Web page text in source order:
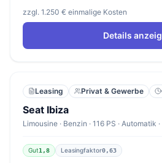
zzgl. 1.250 € einmalige Kosten
Details
Leasing Privat & Gewerbe
Seat Ibiza
Limousine · Benzin · 116 PS · Automatik
Gut1,8 Leasingfaktor0,63